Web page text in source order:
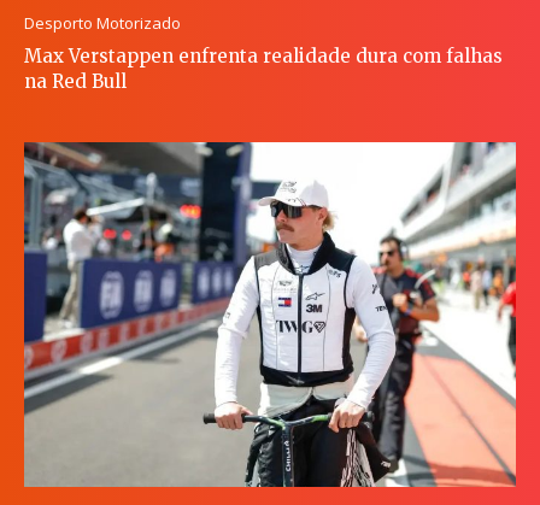
Desporto Motorizado
Max Verstappen enfrenta realidade dura com falhas
na Red Bull